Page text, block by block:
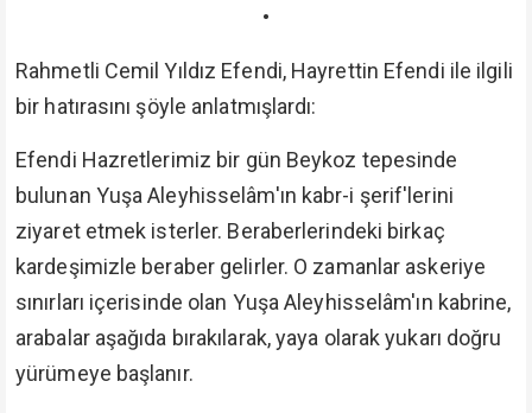
•
Rahmetli Cemil Yıldız Efendi, Hayrettin Efendi ile ilgili
bir hatırasını şöyle anlatmışlardı:
Efendi Hazretlerimiz bir gün Beykoz tepesinde
bulunan Yuşa Aleyhisselâm'ın kabr-i şerif'lerini
ziyaret etmek isterler. Beraberlerindeki birkaç
kardeşimizle beraber gelirler. O zamanlar askeriye
sınırları içerisinde olan Yuşa Aleyhisselâm'ın kabrine,
arabalar aşağıda bırakılarak, yaya olarak yukarı doğru
yürümeye başlanır.